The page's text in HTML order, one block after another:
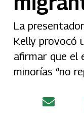
La
Kelly provocó
afirmar que el
minorías “no